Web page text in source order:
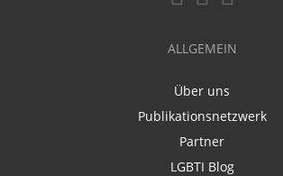
ALLGEMEIN
Über uns
Publikationsnetzwerk
Partner
LGBTI Blog